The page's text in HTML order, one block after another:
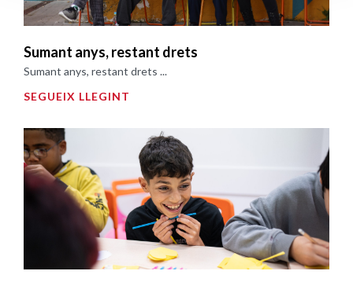
Sumant anys, restant drets
Sumant anys, restant drets ...
SEGUEIX LLEGINT